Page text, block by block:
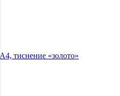
тиснение «золото»